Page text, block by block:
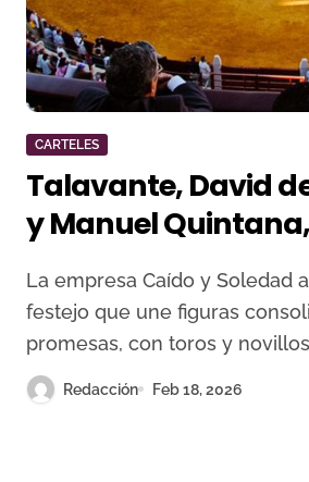
CARTELES
Talavante, David
y Manuel
renovación y futuro
de Pasión en
La empresa Caído y Soledad apuesta por un
festejo que une figuras
promesas, con toros y
Redacción Feb 18, 2026